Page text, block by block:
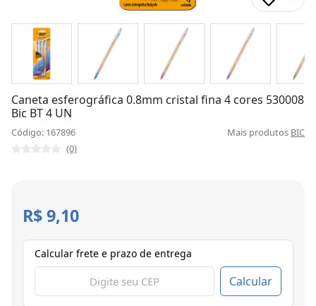
Caneta esferográfica 0.8mm cristal fina 4 cores 530008
Bic BT 4 UN
Código: 167896 Mais produtos BIC
(0)
R$ 9,10
Calcular frete e prazo de entrega
Calcular